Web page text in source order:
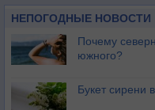
НЕПОГОДНЫЕ НОВОСТИ
Почему
южного?
Букет сирени